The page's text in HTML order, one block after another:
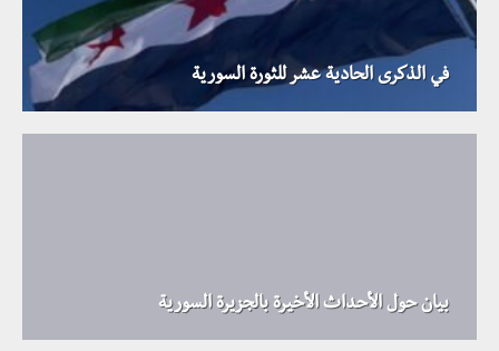
في الذكرى الحادية عشر للثورة السورية
بيان حول الأحداث الأخيرة بالجزيرة السورية